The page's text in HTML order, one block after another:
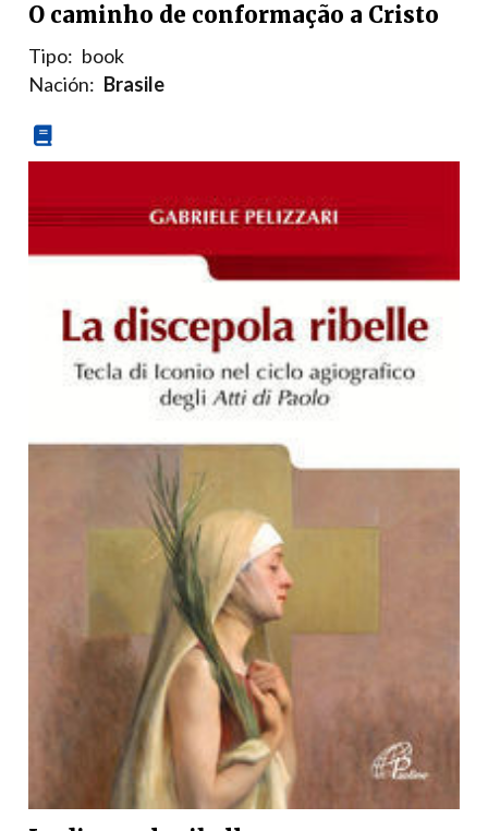
O caminho de conformação a Cristo
Tipo: book
Nación: Brasile